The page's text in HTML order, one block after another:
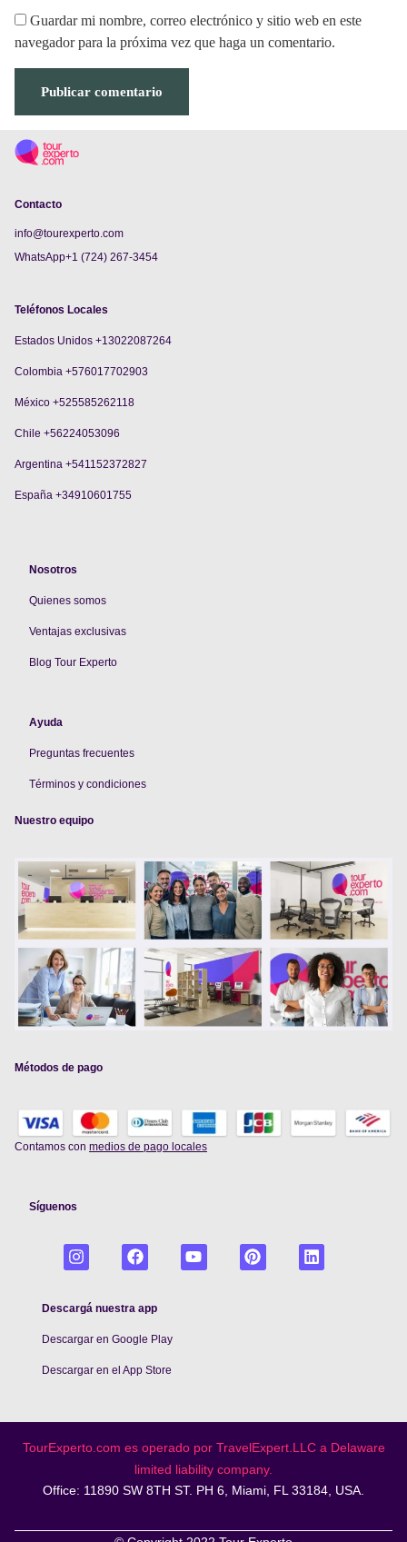
Guardar mi nombre, correo electrónico y sitio web en este
navegador para la próxima vez que haga un comentario.
Contacto
info@tourexperto.com
WhatsApp+1 (724) 267-3454
Teléfonos Locales
Estados Unidos +13022087264
Colombia +576017702903
México +525585262118
Chile +56224053096
Argentina +541152372827
España +34910601755
Nosotros
Quienes somos
Ventajas exclusivas
Blog Tour Experto
Ayuda
Preguntas frecuentes
Términos y condiciones
Nuestro equipo
Métodos de pago
Contamos con medios de pago locales
Síguenos
Descargá nuestra app
Descargar en Google Play
Descargar en el App Store
TourExperto.com es operado por TravelExpert.LLC a Delaware
limited liability company.
Office: 11890 SW 8TH ST. PH 6, Miami, FL 33184, USA.